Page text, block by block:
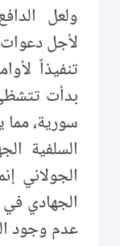
ولعل
لأجل دعوات
تنفيذاً
بدأت
سورية، مما
السلفية
الجولاني
الجهادي
عدم وجود